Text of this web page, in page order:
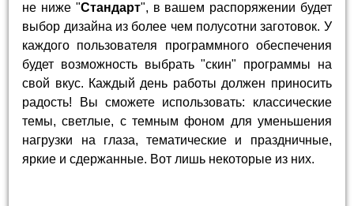
не ниже "Стандарт", в вашем распоряжении будет
выбор дизайна из более чем полусотни заготовок. У
каждого пользователя программного обеспечения
будет возможность выбрать "скин" программы на
свой вкус. Каждый день работы должен приносить
радость! Вы сможете использовать: классические
темы, светлые, с темным фоном для уменьшения
нагрузки на глаза, тематические и праздничные,
яркие и сдержанные. Вот лишь некоторые из них.